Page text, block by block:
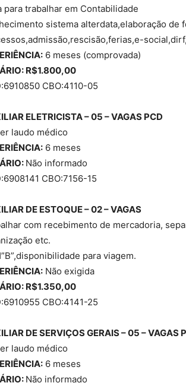
para trabalhar em Contabilidade
sistema alterdata,elaboração de
6 meses (comprovada)
R$1.800,00
CBO:4110-05
ELETRICISTA – 05 – VAGAS PCD
laudo médico
6 meses
Não informado
CBO:7156-15
DE ESTOQUE – 02 – VAGAS
com recebimento de mercadoria,
etc.
para viagem.
Não exigida
R$1.350,00
CBO:4141-25
DE SERVIÇOS GERAIS – 05 – VAGAS
laudo médico
6 meses
Não informado